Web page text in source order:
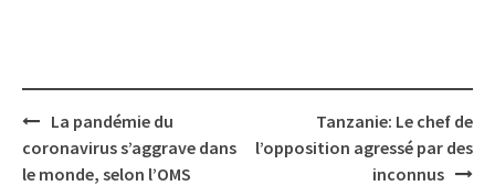
Post
navigation
La pandémie du
coronavirus s’aggrave dans
le monde, selon l’OMS
Tanzanie: Le chef de
l’opposition agressé par des
inconnus